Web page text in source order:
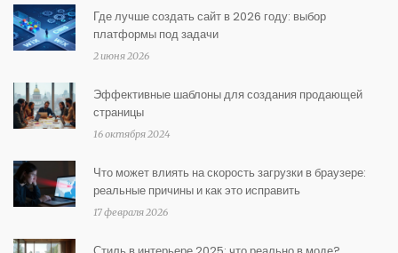
Где лучше создать сайт в 2026 году: выбор
платформы под задачи
2 июня 2026
Эффективные шаблоны для создания продающей
страницы
16 октября 2024
Что может влиять на скорость загрузки в браузере:
реальные причины и как это исправить
17 февраля 2026